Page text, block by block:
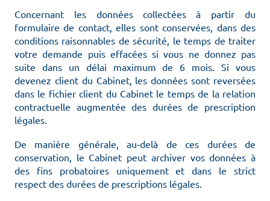
Concernant les données collectées à partir du
formulaire de contact, elles sont conservées, dans des
conditions raisonnables de sécurité, le temps de traiter
votre demande puis effacées si vous ne donnez pas
suite dans un délai maximum de 6 mois. Si vous
devenez client du Cabinet, les données sont reversées
dans le fichier client du Cabinet le temps de la relation
contractuelle augmentée des durées de prescription
légales.
De manière générale, au-delà de ces durées de
conservation, le Cabinet peut archiver vos données à
des fins probatoires uniquement et dans le strict
respect des durées de prescriptions légales.